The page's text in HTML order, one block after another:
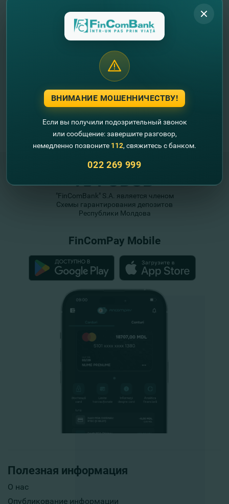
Другие новости
Полезная информация
О нас
Опубликование информации
"FinComBank" S.A. является членом
Схемы гарантирования депозитов
Республики Молдова
FinComPay Mobile
ВНИМАНИЕ МОШЕННИЧЕСТВУ!
Если вы получили подозрительный звонок
или сообщение: завершите разговор,
немедленно позвоните 112, свяжитесь с банком.
022 269 999